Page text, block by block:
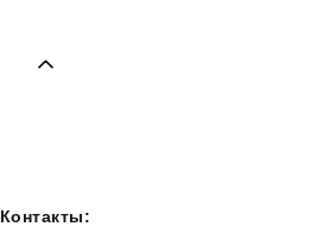
Контакты: